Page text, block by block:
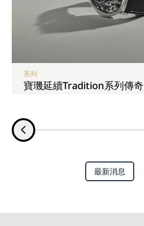
寶璣延續Tradition系列傳奇
系列
最新消息